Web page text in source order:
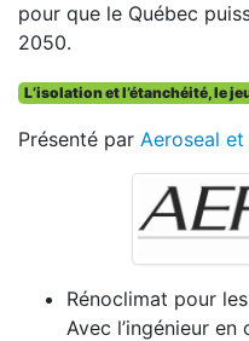
pour que le Québec
2050.
L’isolation et l’étanchéité, le
Présenté par Aeroseal
Rénoclimat pour
Avec l’ingénieur